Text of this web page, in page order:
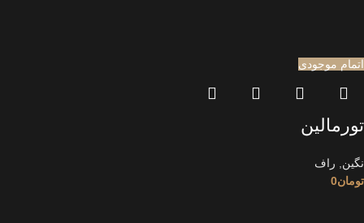
اتمام موجودی
تورمالین
نگین, راف
تومان0